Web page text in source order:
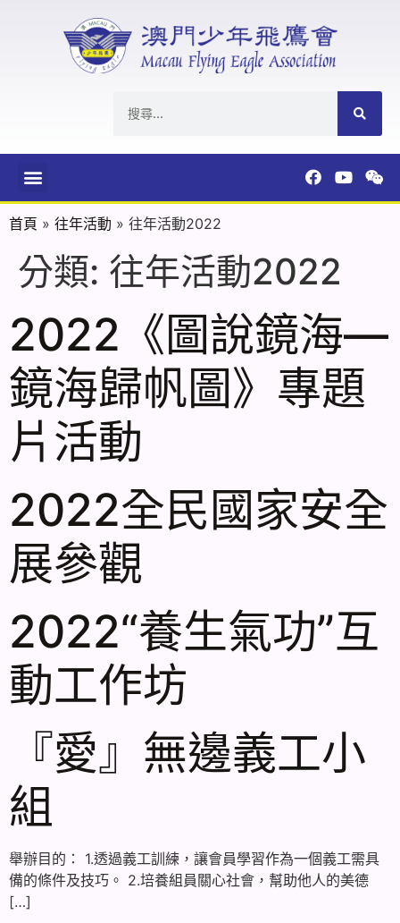
首頁 » 往年活動 » 往年活動2022
分類: 往年活動2022
2022《圖說鏡海—
鏡海歸帆圖》專題
片活動
2022全民國家安全
展參觀
2022“養生氣功”互
動工作坊
『愛』無邊義工小
組
舉辦目的： 1.透過義工訓練，讓會員學習作為一個義工需具
備的條件及技巧。 2.培養組員關心社會，幫助他人的美德
[…]